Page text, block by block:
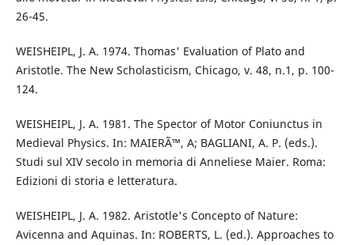
26-45.
WEISHEIPL, J. A. 1974. Thomas' Evaluation of Plato and
Aristotle. The New Scholasticism, Chicago, v. 48, n.1, p. 100-
124.
WEISHEIPL, J. A. 1981. The Spector of Motor Coniunctus in
Medieval Physics. In: MAIERÃ™, A; BAGLIANI, A. P. (eds.).
Studi sul XIV secolo in memoria di Anneliese Maier. Roma:
Edizioni di storia e letteratura.
WEISHEIPL, J. A. 1982. Aristotle's Concepto of Nature:
Avicenna and Aquinas. In: ROBERTS, L. (ed.). Approaches to